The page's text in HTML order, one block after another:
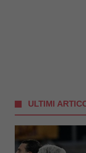
ULTIMI